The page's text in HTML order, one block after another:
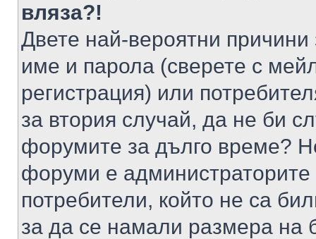
вляза?!
Двете най-вероятни
име и парола (сверете с
регистрация) или
за втория случай, да не би
форумите за дълго време?
форуми е администраторите
потребители, който не са
за да се намали размера на